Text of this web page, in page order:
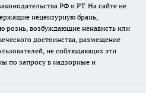
РФ и РТ. На сайте не
нецензурную брань,
возбуждающие ненависть или
достоинства, размещение
не соблюдающих эти
по запросу в надзорные и